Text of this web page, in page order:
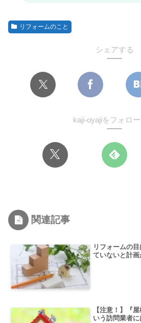
リフォームのこと
シェアする
kaji-oyajiをフォロ
関連記事
リフォームの
ていないと計画
【注意！】『
いう訪問業者に